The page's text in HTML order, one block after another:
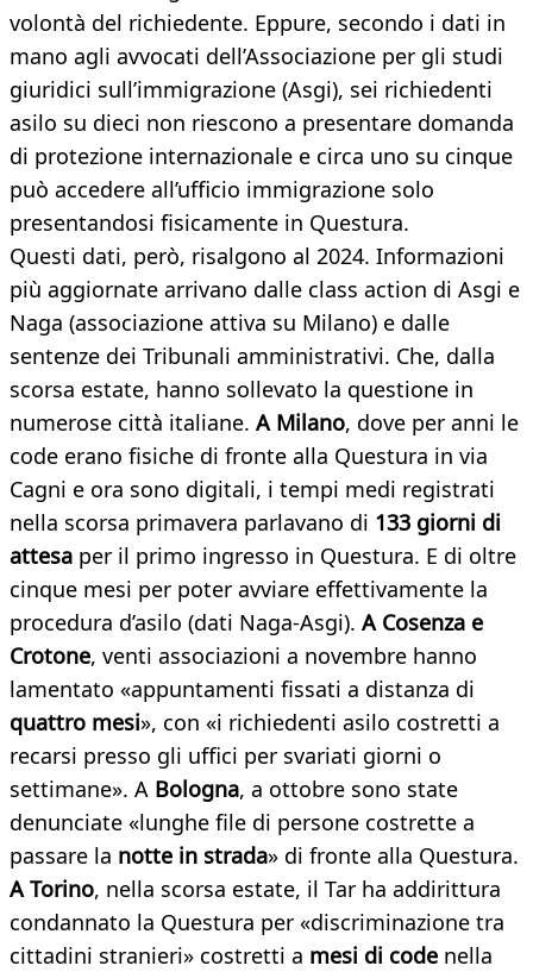
volontà del richiedente. Eppure, secondo i dati in
mano agli avvocati dell’Associazione per gli studi
giuridici sull’immigrazione (Asgi), sei richiedenti
asilo su dieci non riescono a presentare domanda
di protezione internazionale e circa uno su cinque
può accedere all’ufficio immigrazione solo
presentandosi fisicamente in Questura.
Questi dati, però, risalgono al 2024. Informazioni
più aggiornate arrivano dalle class action di Asgi e
Naga (associazione attiva su Milano) e dalle
sentenze dei Tribunali amministrativi. Che, dalla
scorsa estate, hanno sollevato la questione in
numerose città italiane. A Milano, dove per anni le
code erano fisiche di fronte alla Questura in via
Cagni e ora sono digitali, i tempi medi registrati
nella scorsa primavera parlavano di 133 giorni di
attesa per il primo ingresso in Questura. E di oltre
cinque mesi per poter avviare effettivamente la
procedura d’asilo (dati Naga-Asgi). A Cosenza e
Crotone, venti associazioni a novembre hanno
lamentato «appuntamenti fissati a distanza di
quattro mesi», con «i richiedenti asilo costretti a
recarsi presso gli uffici per svariati giorni o
settimane». A Bologna, a ottobre sono state
denunciate «lunghe file di persone costrette a
passare la notte in strada» di fronte alla Questura.
A Torino, nella scorsa estate, il Tar ha addirittura
condannato la Questura per «discriminazione tra
cittadini stranieri» costretti a mesi di code nella